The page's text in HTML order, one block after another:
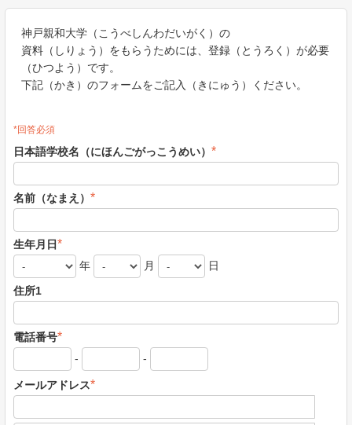
神戸親和大学（こうべしんわだいがく）の
資料（しりょう）をもらうためには、登録（とうろく）が必要
（ひつよう）です。
下記（かき）のフォームをご記入（きにゅう）ください。
*回答必須
日本語学校名（にほんごがっこうめい） *
名前（なまえ） *
生年月日*
年 月 日
住所1
電話番号*
- -
メールアドレス*